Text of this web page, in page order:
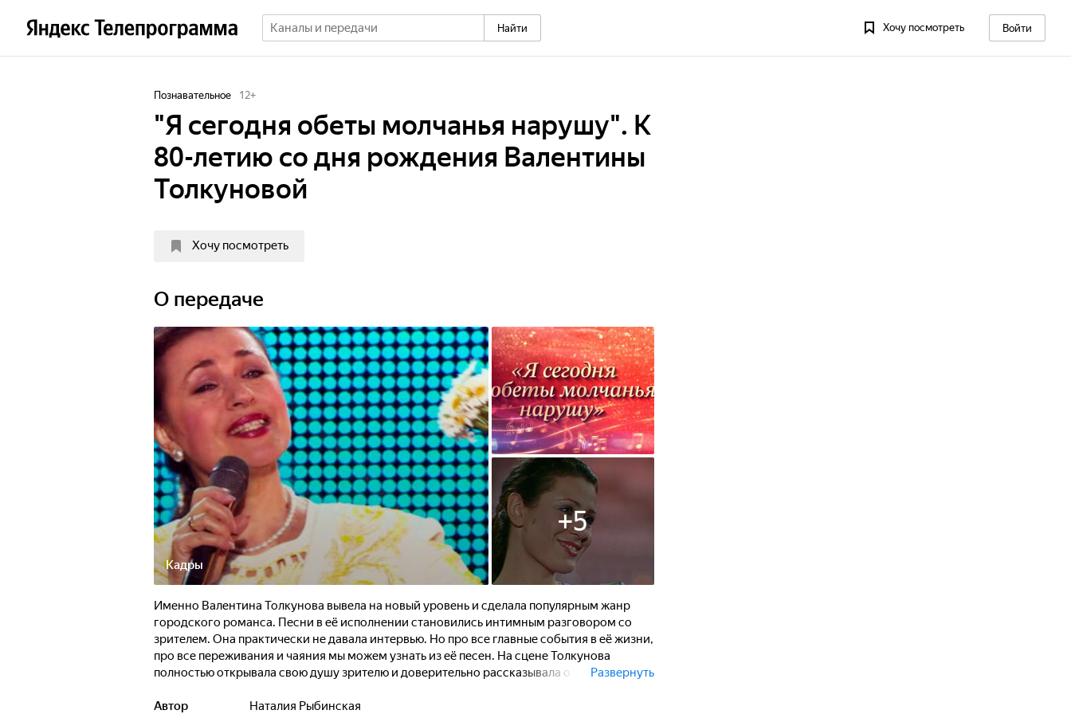
Найти Хочу посмотреть Войти
Познавательное 12+
"Я сегодня обеты молчанья нарушу". К
80-летию со дня рождения Валентины
Толкуновой
Хочу посмотреть
О передаче
Кадры
+5
Именно Валентина Толкунова вывела на новый уровень и сделала популярным жанр
городского романса. Песни в её исполнении становились интимным разговором со
зрителем. Она практически не давала интервью. Но про все главные события в её жизни,
про все переживания и чаяния мы можем узнать из её песен. На сцене Толкунова
полностью открывала свою душу зрителю и доверительно рассказывала о себе. Этот
Развернуть
Автор Наталия Рыбинская